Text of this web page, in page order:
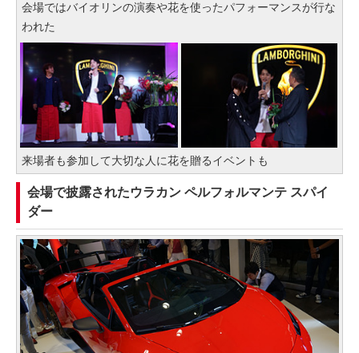
会場ではバイオリンの演奏や花を使ったパフォーマンスが行な
われた
来場者も参加して大切な人に花を贈るイベントも
会場で披露されたウラカン ペルフォルマンテ スパイ
ダー